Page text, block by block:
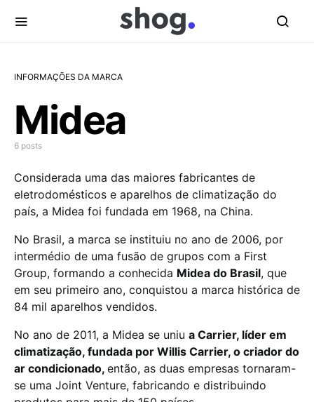
INFORMAÇÕES DA MARCA
Midea
6 posts
Considerada uma das maiores fabricantes de
eletrodomésticos e aparelhos de climatização do
país, a Midea foi fundada em 1968, na China.
No Brasil, a marca se instituiu no ano de 2006, por
intermédio de uma fusão de grupos com a First
Group, formando a conhecida Midea do Brasil, que
em seu primeiro ano, conquistou a marca histórica de
84 mil aparelhos vendidos.
No ano de 2011, a Midea se uniu a Carrier, líder em
climatização, fundada por Willis Carrier, o criador do
ar condicionado, então, as duas empresas tornaram-
se uma Joint Venture, fabricando e distribuindo